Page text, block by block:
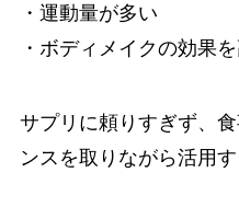
・運動量が多い
・ボディメイクの効果
サプリに頼りすぎず、
ンスを取りながら活用